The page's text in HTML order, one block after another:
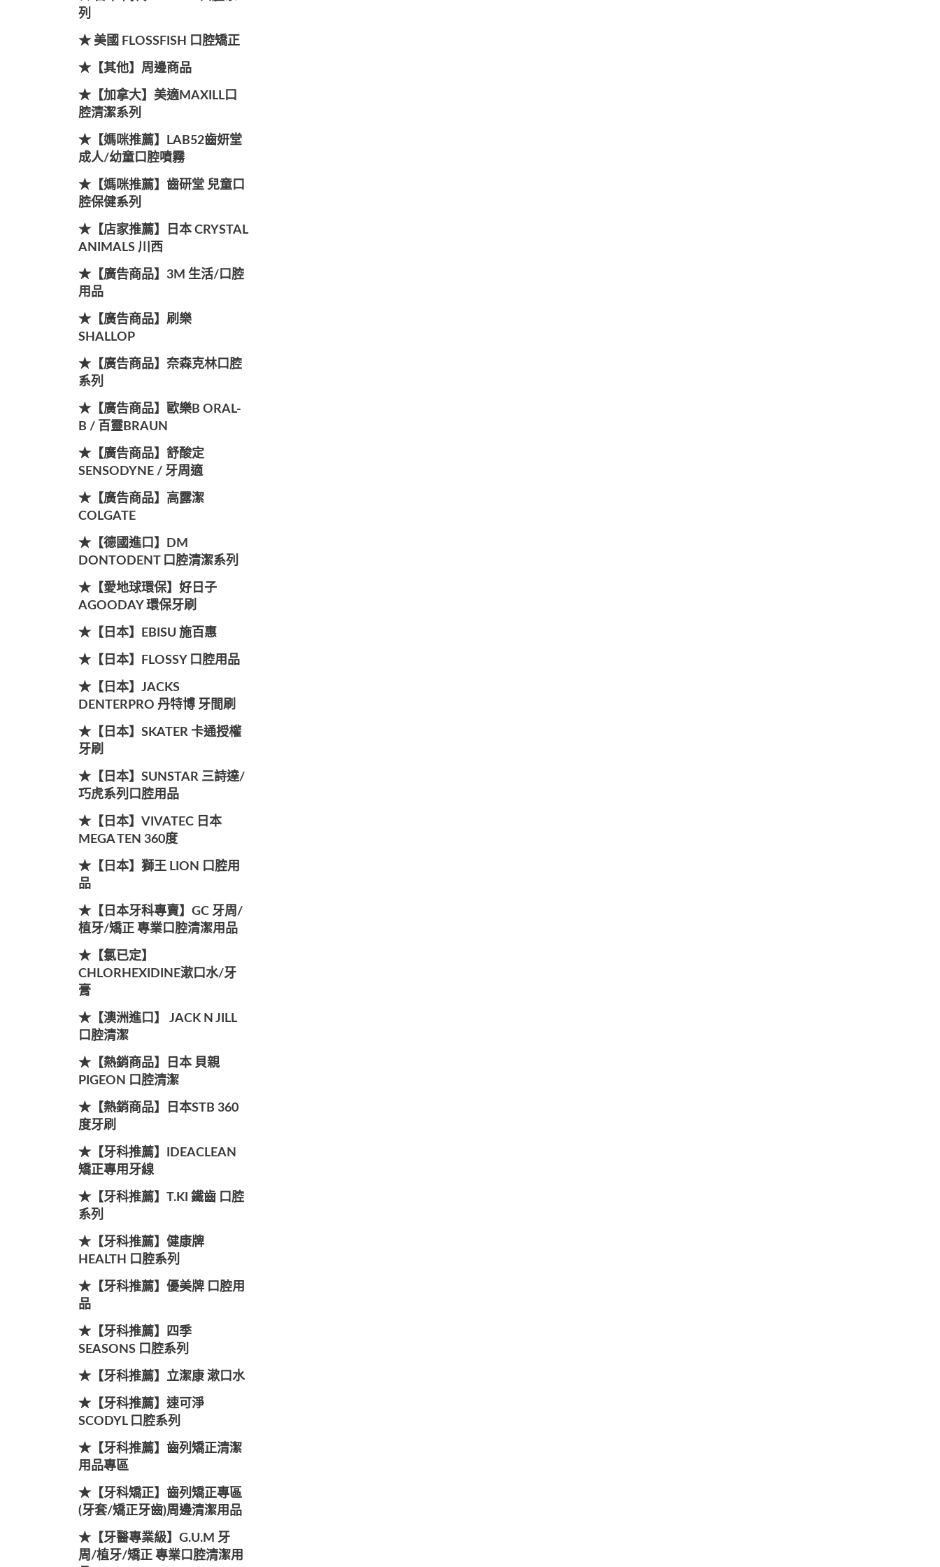
列
★ 美國 FLOSSFISH 口腔矯正
★【其他】周邊商品
★【加拿大】美適MAXILL口
腔清潔系列
★【媽咪推薦】LAB52齒妍堂
成人/幼童口腔噴霧
★【媽咪推薦】齒研堂 兒童口
腔保健系列
★【店家推薦】日本 CRYSTAL
ANIMALS 川西
★【廣告商品】3M 生活/口腔
用品
★【廣告商品】刷樂
SHALLOP
★【廣告商品】奈森克林口腔
系列
★【廣告商品】歐樂B ORAL-
B / 百靈BRAUN
★【廣告商品】舒酸定
SENSODYNE / 牙周適
★【廣告商品】高露潔
COLGATE
★【德國進口】DM
DONTODENT 口腔清潔系列
★【愛地球環保】好日子
AGOODAY 環保牙刷
★【日本】EBISU 施百惠
★【日本】FLOSSY 口腔用品
★【日本】JACKS
DENTERPRO 丹特博 牙間刷
★【日本】SKATER 卡通授權
牙刷
★【日本】SUNSTAR 三詩達/
巧虎系列口腔用品
★【日本】VIVATEC 日本
MEGA TEN 360度
★【日本】獅王 LION 口腔用
品
★【日本牙科專賣】GC 牙周/
植牙/矯正 專業口腔清潔用品
★【氯已定】
CHLORHEXIDINE漱口水/牙
膏
★【澳洲進口】 JACK N JILL
口腔清潔
★【熱銷商品】日本 貝親
PIGEON 口腔清潔
★【熱銷商品】日本STB 360
度牙刷
★【牙科推薦】IDEACLEAN
矯正專用牙線
★【牙科推薦】T.KI 鐵齒 口腔
系列
★【牙科推薦】健康牌
HEALTH 口腔系列
★【牙科推薦】優美牌 口腔用
品
★【牙科推薦】四季
SEASONS 口腔系列
★【牙科推薦】立潔康 漱口水
★【牙科推薦】速可淨
SCODYL 口腔系列
★【牙科推薦】齒列矯正清潔
用品專區
★【牙科矯正】齒列矯正專區
(牙套/矯正牙齒)周邊清潔用品
★【牙醫專業級】G.U.M 牙
周/植牙/矯正 專業口腔清潔用